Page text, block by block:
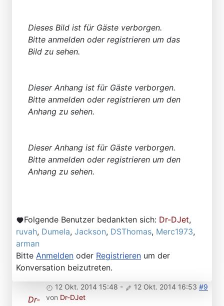
Dieses Bild ist für Gäste verborgen.
Bitte anmelden oder registrieren um das
Bild zu sehen.
Dieser Anhang ist für Gäste verborgen.
Bitte anmelden oder registrieren um den
Anhang zu sehen.
Dieser Anhang ist für Gäste verborgen.
Bitte anmelden oder registrieren um den
Anhang zu sehen.
Folgende Benutzer bedankten sich: Dr-DJet,
ruvah, Dumela, Jackson, DSThomas, Merc1973,
arman
Bitte Anmelden oder Registrieren um der
Konversation beizutreten.
12 Okt. 2014 15:48 - 12 Okt. 2014 16:53 #9
von Dr-DJet
Dr-